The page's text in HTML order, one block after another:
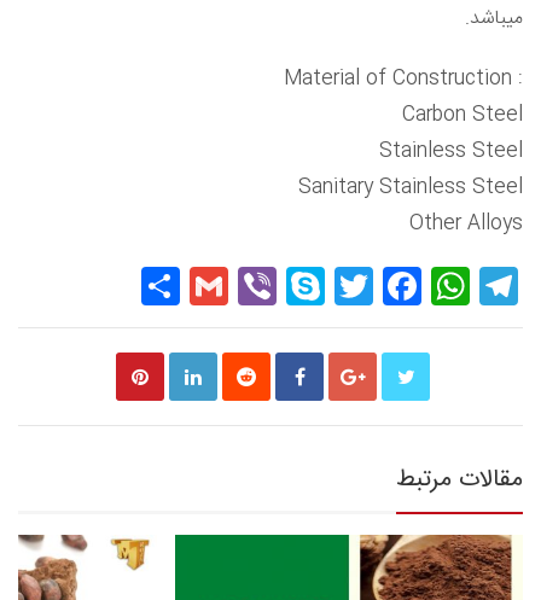
میباشد.
: Material of Construction
Carbon Steel
Stainless Steel
Sanitary Stainless Steel
Other Alloys
Telegram
WhatsApp
Facebook
Twitter
Skype
Viber
Gmail
مقالات مرتبط